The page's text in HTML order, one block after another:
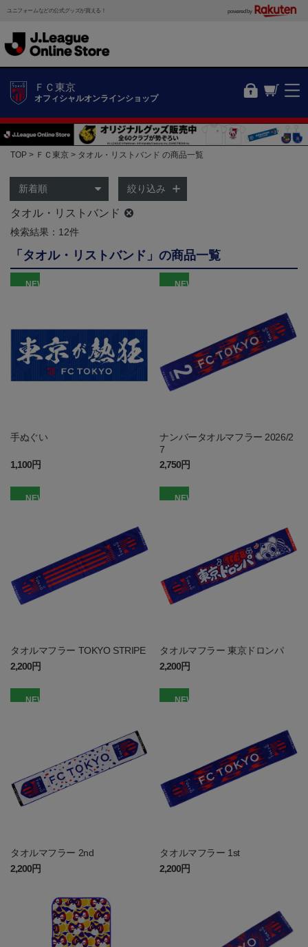
ユニフォームなどの公式グッズが買える！ powered by
ＦＣ東京
オフィシャルオンラインショップ
TOP ＦＣ東京 タオル・リストバンド の商品一覧
絞り込み
タオル・リストバンド
検索結果：12件
「タオル・リストバンド」の商品一覧
NEW
手ぬぐい
1,100円
NEW
ナンバータオルマフラー 2026/2
7
2,750円
NEW
タオルマフラー TOKYO STRIPE
2,200円
NEW
タオルマフラー 東京ドロンパ
2,200円
NEW
タオルマフラー 2nd
2,200円
NEW
タオルマフラー 1st
2,200円